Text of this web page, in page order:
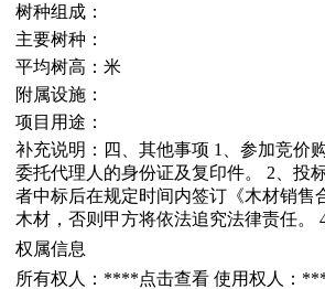
树种组成：
主要树种：
平均树高：米
附属设施：
项目用途：
补充说明：四、其他事项 1、参加竞价
委托代理人的身份证及复印件。 2、投
者中标后在规定时间内签订《木材销
木材，否则甲方将依法追究法律责任
权属信息
所有权人：****点击查看 使用权人：